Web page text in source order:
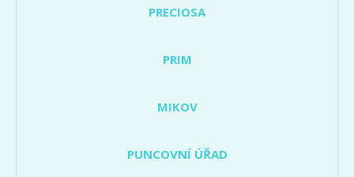
PRECIOSA
PRIM
MIKOV
PUNCOVNÍ ÚŘAD